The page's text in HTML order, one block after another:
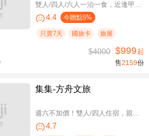
雙人/四人/六人一泊一食，近逢甲商圈親子假期
4.4 今贈點5%
只賣7天 國旅卡 旅展
$4000 $999起
售2159份
集集-方舟文旅
4.7